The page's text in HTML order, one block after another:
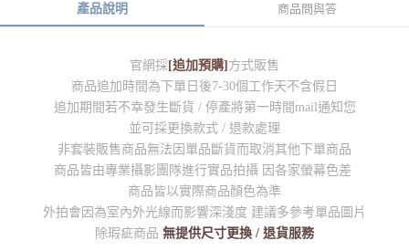
產品說明 商品問與答
官網採 [追加預購] 方式販售
商品追加時間為下單日後7-30個工作天不含假日
追加期間若不幸發生斷貨 / 停產將第一時間mail通知您
並可採更換款式 / 退款處理
非套裝販售商品無法因單品斷貨而取消其他下單商品
商品皆由專業攝影團隊進行實品拍攝 因各家螢幕色差
商品皆以實際商品顏色為準
外拍會因為室內外光線而影響深淺度 建議多參考單品圖片
除瑕疵商品 無提供尺寸更換 / 退貨服務